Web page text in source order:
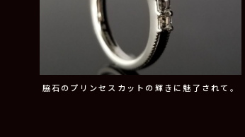
脇石のプリンセスカットの輝きに魅了されて。